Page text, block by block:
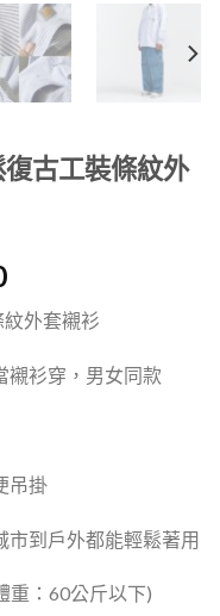
古工裝條紋外
外套襯衫
襯衫穿，男女同款
吊掛
市到戶外都能輕鬆著用
重：60公斤以下)